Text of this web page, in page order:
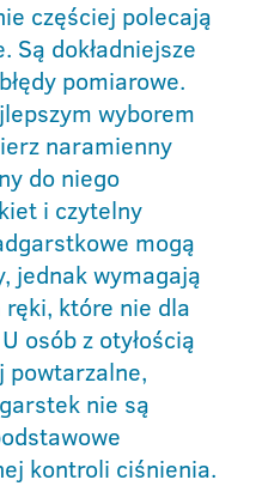
częściej polecają
Są dokładniejsze
pomiarowe.
wyborem
naramienny
do niego
i czytelny
mogą
jednak wymagają
ręki, które nie dla
osób z otyłością
powtarzalne,
nie są
kontroli ciśnienia.